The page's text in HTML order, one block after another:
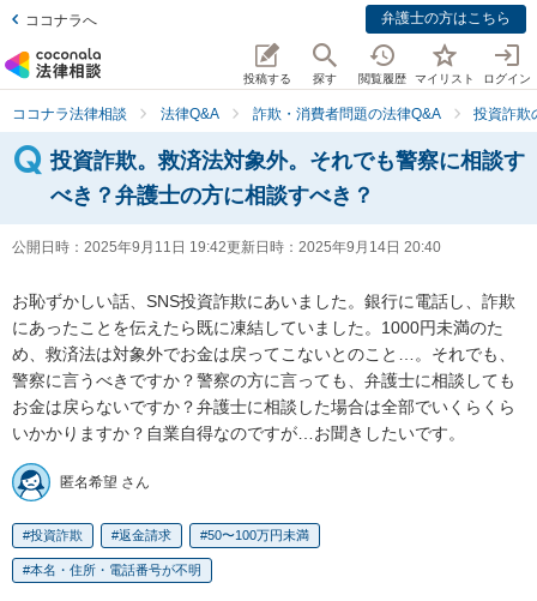
ココナラへ 弁護士の方はこちら
投稿する 探す 閲覧履歴 マイリスト ログイン
ココナラ法律相談 法律Q&A 詐欺・消費者問題の法律Q&A 投資詐欺
投資詐欺。救済法対象外。それでも警察に相談す
べき？弁護士の方に相談すべき？
公開日時： 2025年9月11日 19:42更新日時： 2025年9月14日 20:40
お恥ずかしい話、SNS投資詐欺にあいました。銀行に電話し、詐欺
にあったことを伝えたら既に凍結していました。1000円未満のた
め、救済法は対象外でお金は戻ってこないとのこと…。それでも、
警察に言うべきですか？警察の方に言っても、弁護士に相談しても
お金は戻らないですか？弁護士に相談した場合は全部でいくらくら
いかかりますか？自業自得なのですが…お聞きしたいです。
匿名希望 さん
投資詐欺 返金請求 50〜100万円未満
本名・住所・電話番号が不明